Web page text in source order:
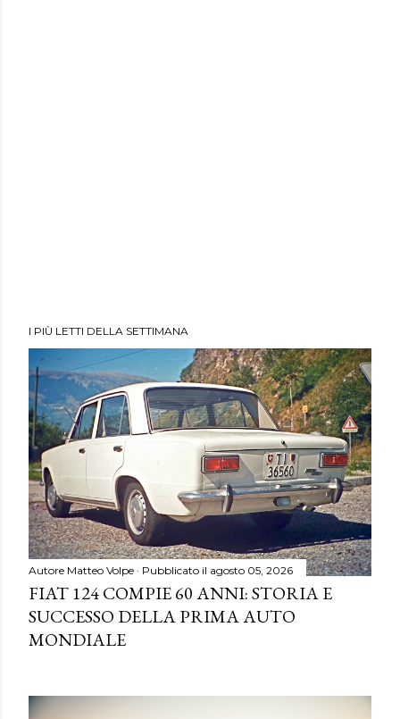
I PIÙ LETTI DELLA SETTIMANA
Autore Matteo Volpe Pubblicato il agosto 05, 2026
FIAT 124 COMPIE 60 ANNI: STORIA E
SUCCESSO DELLA PRIMA AUTO
MONDIALE